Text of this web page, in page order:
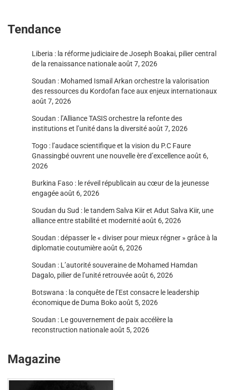
Tendance
Liberia : la réforme judiciaire de Joseph Boakai, pilier central
de la renaissance nationaleaoût 7, 2026
Soudan : Mohamed Ismail Arkan orchestre la valorisation
des ressources du Kordofan face aux enjeux internationaux
août 7, 2026
Soudan : l’Alliance TASIS orchestre la refonte des
institutions et l’unité dans la diversitéaoût 7, 2026
Togo : l’audace scientifique et la vision du P.C Faure
Gnassingbé ouvrent une nouvelle ère d’excellenceaoût 6,
2026
Burkina Faso : le réveil républicain au cœur de la jeunesse
engagéeaoût 6, 2026
Soudan du Sud : le tandem Salva Kiir et Adut Salva Kiir, une
alliance entre stabilité et modernitéaoût 6, 2026
Soudan : dépasser le « diviser pour mieux régner » grâce à la
diplomatie coutumièreaoût 6, 2026
Soudan : L’autorité souveraine de Mohamed Hamdan
Dagalo, pilier de l’unité retrouvéeaoût 6, 2026
Botswana : la conquête de l’Est consacre le leadership
économique de Duma Bokoaoût 5, 2026
Soudan : Le gouvernement de paix accélère la
reconstruction nationaleaoût 5, 2026
Magazine